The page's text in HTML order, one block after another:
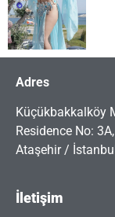
Adres
Küçükbakkalköy
Residence No:
Ataşehir / İstanbul
İletişim